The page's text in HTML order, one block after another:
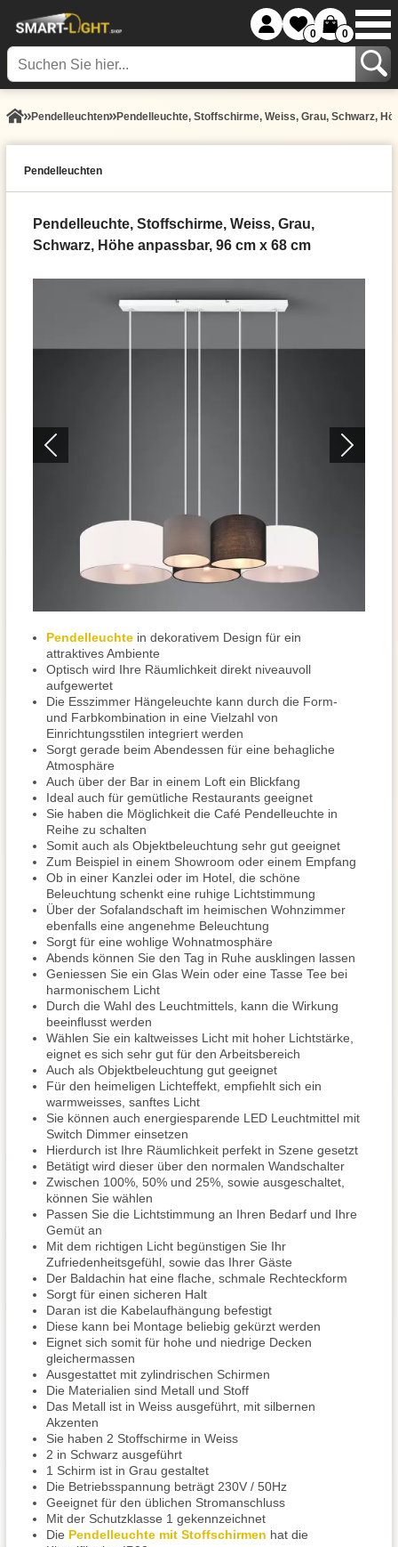
0 0
Pendel­leuchten Pendelleuchte, Stoffschirme, Weiss, Grau, Schwarz,
Pendel­leuchten
Pendelleuchte, Stoffschirme, Weiss, Grau,
Schwarz, Höhe anpassbar, 96 cm x 68 cm
Pendelleuchte in dekorativem Design für ein
attraktives Ambiente
Optisch wird Ihre Räumlichkeit direkt niveauvoll
aufgewertet
Die Esszimmer Hängeleuchte kann durch die Form-
und Farbkombination in eine Vielzahl von
Einrichtungsstilen integriert werden
Sorgt gerade beim Abendessen für eine behagliche
Atmosphäre
Auch über der Bar in einem Loft ein Blickfang
Ideal auch für gemütliche Restaurants geeignet
Sie haben die Möglichkeit die Café Pendelleuchte in
Reihe zu schalten
Somit auch als Objektbeleuchtung sehr gut geeignet
Zum Beispiel in einem Showroom oder einem Empfang
Ob in einer Kanzlei oder im Hotel, die schöne
Beleuchtung schenkt eine ruhige Lichtstimmung
Über der Sofalandschaft im heimischen Wohnzimmer
ebenfalls eine angenehme Beleuchtung
Sorgt für eine wohlige Wohnatmosphäre
Abends können Sie den Tag in Ruhe ausklingen lassen
Geniessen Sie ein Glas Wein oder eine Tasse Tee bei
harmonischem Licht
Durch die Wahl des Leuchtmittels, kann die Wirkung
beeinflusst werden
Wählen Sie ein kaltweisses Licht mit hoher Lichtstärke,
eignet es sich sehr gut für den Arbeitsbereich
Auch als Objektbeleuchtung gut geeignet
Für den heimeligen Lichteffekt, empfiehlt sich ein
warmweisses, sanftes Licht
Sie können auch energiesparende LED Leuchtmittel mit
Switch Dimmer einsetzen
Hierdurch ist Ihre Räumlichkeit perfekt in Szene gesetzt
Betätigt wird dieser über den normalen Wandschalter
Zwischen 100%, 50% und 25%, sowie ausgeschaltet,
können Sie wählen
Passen Sie die Lichtstimmung an Ihren Bedarf und Ihre
Gemüt an
Mit dem richtigen Licht begünstigen Sie Ihr
Zufriedenheitsgefühl, sowie das Ihrer Gäste
Der Baldachin hat eine flache, schmale Rechteckform
Sorgt für einen sicheren Halt
Daran ist die Kabelaufhängung befestigt
Diese kann bei Montage beliebig gekürzt werden
Eignet sich somit für hohe und niedrige Decken
gleichermassen
Ausgestattet mit zylindrischen Schirmen
Die Materialien sind Metall und Stoff
Das Metall ist in Weiss ausgeführt, mit silbernen
Akzenten
Sie haben 2 Stoffschirme in Weiss
2 in Schwarz ausgeführt
1 Schirm ist in Grau gestaltet
Die Betriebsspannung beträgt 230V / 50Hz
Geeignet für den üblichen Stromanschluss
Mit der Schutzklasse 1 gekennzeichnet
Die Pendelleuchte mit Stoffschirmen hat die